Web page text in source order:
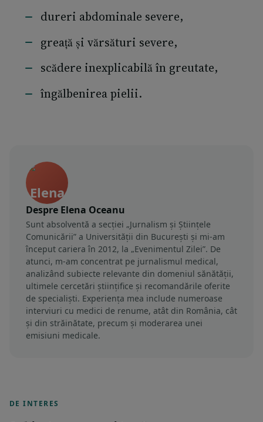
dureri abdominale severe,
greață și vărsături severe,
scădere inexplicabilă în greutate,
îngălbenirea pielii.
Despre Elena Oceanu
Sunt absolventă a secției „Jurnalism și Științele
Comunicării” a Universității din București și mi-am
început cariera în 2012, la „Evenimentul Zilei”. De
atunci, m-am concentrat pe jurnalismul medical,
analizând subiecte relevante din domeniul sănătății,
ultimele cercetări științifice și recomandările oferite
de specialiști. Experiența mea include numeroase
interviuri cu medici de renume, atât din România, cât
și din străinătate, precum și moderarea unei
emisiuni medicale.
DE INTERES